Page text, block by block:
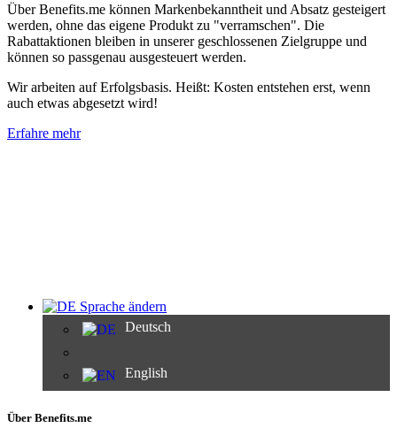
Über Benefits.me können Markenbekanntheit und Absatz gesteigert
werden, ohne das eigene Produkt zu "verramschen". Die
Rabattaktionen bleiben in unserer geschlossenen Zielgruppe und
können so passgenau ausgesteuert werden.
Wir arbeiten auf Erfolgsbasis. Heißt: Kosten entstehen erst, wenn
auch etwas abgesetzt wird!
Erfahre mehr
Sprache ändern
Deutsch
English
Über Benefits.me